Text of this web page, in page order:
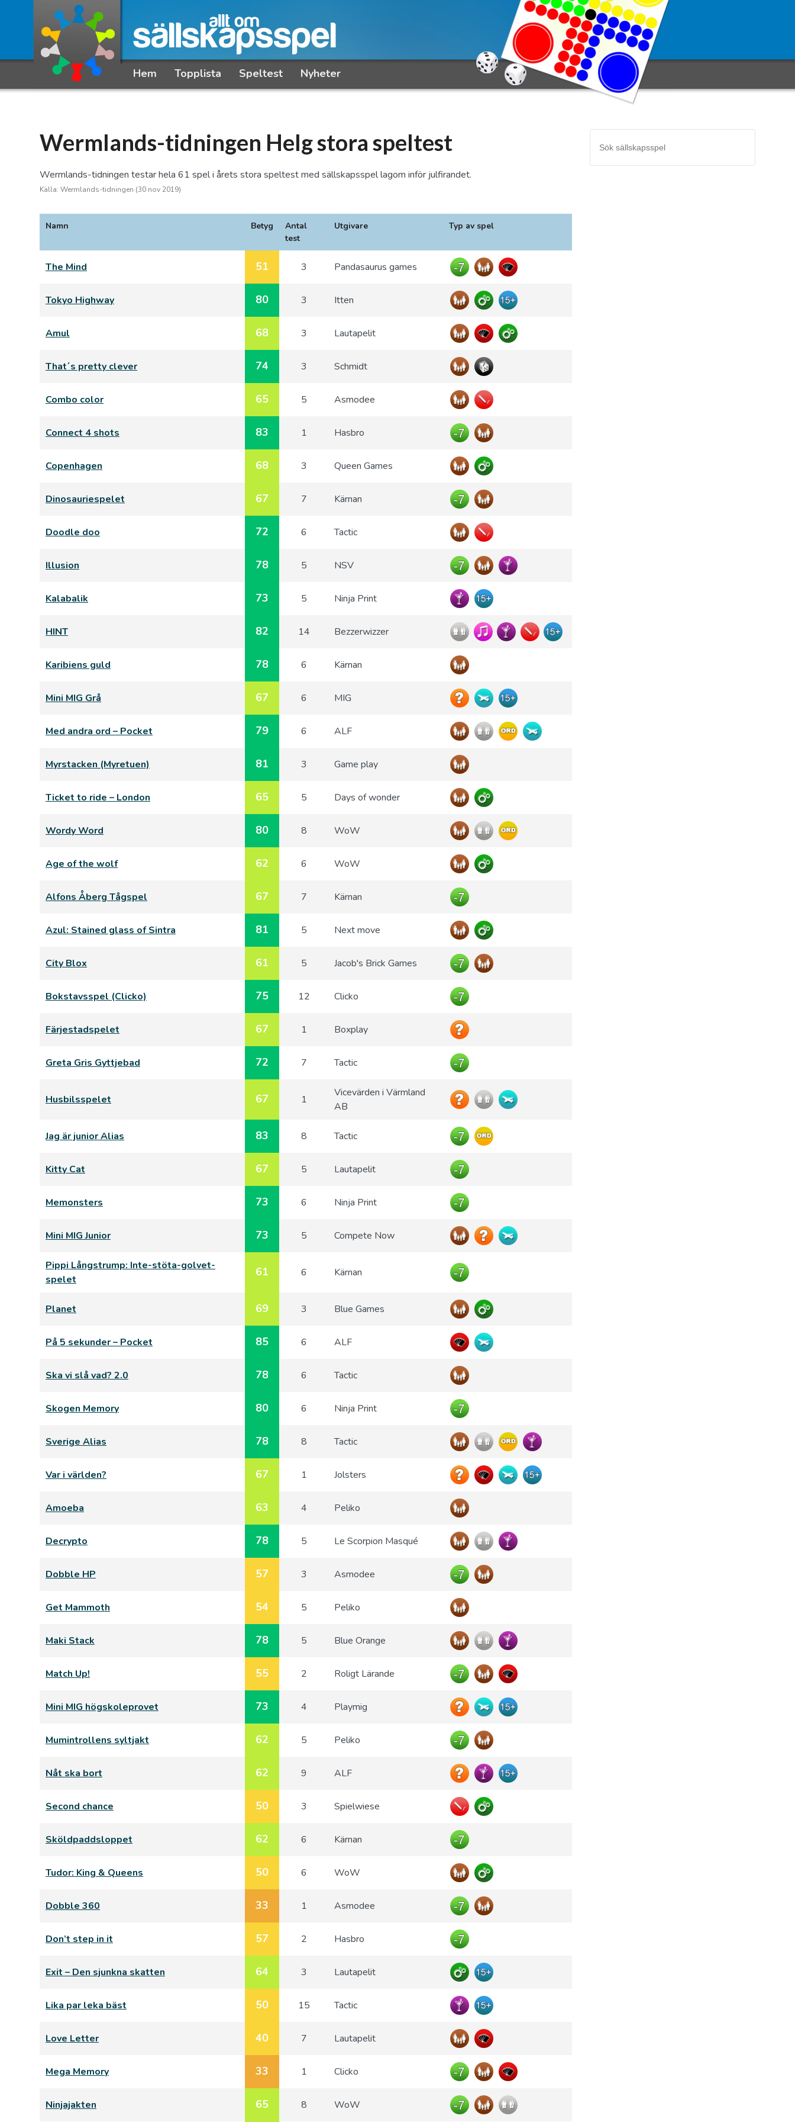
Hem Topplista Speltest Nyheter
Wermlands-tidningen Helg stora speltest
Wermlands-tidningen testar hela 61 spel i årets stora speltest med sällskapsspel lagom inför julfirandet.
Källa: Wermlands-tidningen (30 nov 2019)
Namn Betyg
Antal
test
Utgivare Typ av spel
The Mind 51 3 Pandasaurus games
Tokyo Highway 80 3 Itten
Amul 68 3 Lautapelit
That´s pretty clever 74 3 Schmidt
Combo color 65 5 Asmodee
Connect 4 shots 83 1 Hasbro
Copenhagen 68 3 Queen Games
Dinosauriespelet 67 7 Kärnan
Doodle doo 72 6 Tactic
Illusion 78 5 NSV
Kalabalik 73 5 Ninja Print
HINT 82 14 Bezzerwizzer
Karibiens guld 78 6 Kärnan
Mini MIG Grå 67 6 MIG
Med andra ord – Pocket 79 6 ALF
Myrstacken (Myretuen) 81 3 Game play
Ticket to ride – London 65 5 Days of wonder
Wordy Word 80 8 WoW
Age of the wolf 62 6 WoW
Alfons Åberg Tågspel 67 7 Kärnan
Azul: Stained glass of Sintra 81 5 Next move
City Blox 61 5 Jacob's Brick Games
Bokstavsspel (Clicko) 75 12 Clicko
Färjestadspelet 67 1 Boxplay
Greta Gris Gyttjebad 72 7 Tactic
Husbilsspelet 67 1
Vicevärden i Värmland
AB
Jag är junior Alias 83 8 Tactic
Kitty Cat 67 5 Lautapelit
Memonsters 73 6 Ninja Print
Mini MIG Junior 73 5 Compete Now
Pippi Långstrump: Inte-stöta-golvet-
spelet
61 6 Kärnan
Planet 69 3 Blue Games
På 5 sekunder – Pocket 85 6 ALF
Ska vi slå vad? 2.0 78 6 Tactic
Skogen Memory 80 6 Ninja Print
Sverige Alias 78 8 Tactic
Var i världen? 67 1 Jolsters
Amoeba 63 4 Peliko
Decrypto 78 5 Le Scorpion Masqué
Dobble HP 57 3 Asmodee
Get Mammoth 54 5 Peliko
Maki Stack 78 5 Blue Orange
Match Up! 55 2 Roligt Lärande
Mini MIG högskoleprovet 73 4 Playmig
Mumintrollens syltjakt 62 5 Peliko
Nåt ska bort 62 9 ALF
Second chance 50 3 Spielwiese
Sköldpaddsloppet 62 6 Kärnan
Tudor: King & Queens 50 6 WoW
Dobble 360 33 1 Asmodee
Don’t step in it 57 2 Hasbro
Exit – Den sjunkna skatten 64 3 Lautapelit
Lika par leka bäst 50 15 Tactic
Love Letter 40 7 Lautapelit
Mega Memory 33 1 Clicko
Ninjajakten 65 8 WoW